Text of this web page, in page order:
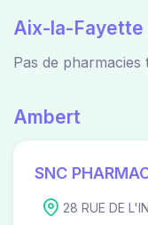
Aix-la-Fayette
Pas de pharmacies
Ambert
SNC
28 RUE DE